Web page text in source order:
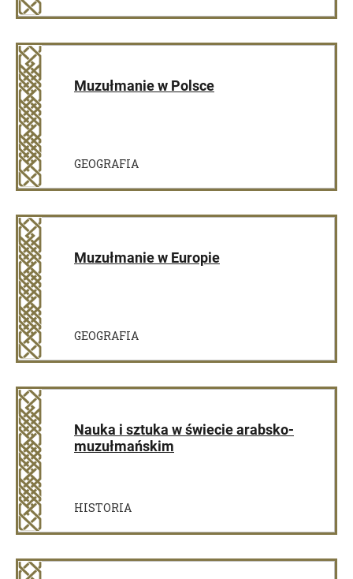
Muzułmanie w Polsce
GEOGRAFIA
Muzułmanie w Europie
GEOGRAFIA
Nauka i sztuka w świecie arabsko-
muzułmańskim
HISTORIA